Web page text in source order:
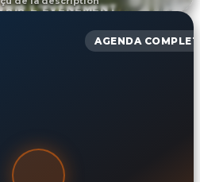
L'ÉVÉNEMENT
AGENDA COMPLET